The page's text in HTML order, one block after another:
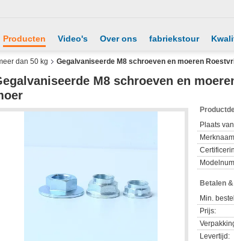
Producten Video's Over ons fabriekstour
dan 50 kg Gegalvaniseerde M8 schroeven en moeren
M8 schroeven en
Plaats
Betalen
Min.
Prijs:
Levertijd: